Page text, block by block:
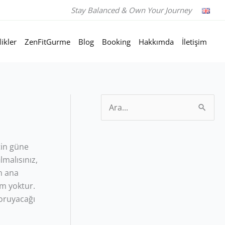
Stay Balanced & Own Your Journey
ZenFitGurme Blog Booking Hakkımda İletişim
güne
ana
yoktur.